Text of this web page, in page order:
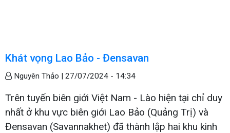
Khát vọng Lao Bảo - Đensavan
Nguyên Thảo | 27/07/2024 - 14:34
Trên tuyến biên giới Việt Nam - Lào hiện tại chỉ duy
nhất ở khu vực biên giới Lao Bảo (Quảng Trị) và
Đensavan (Savannakhet) đã thành lập hai khu kinh